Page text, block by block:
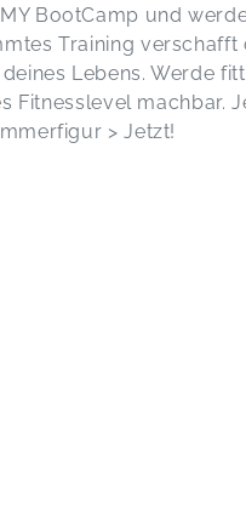
BootCamp und
Training
Lebens. Werde
Fitnesslevel machbar.
> Jetzt!